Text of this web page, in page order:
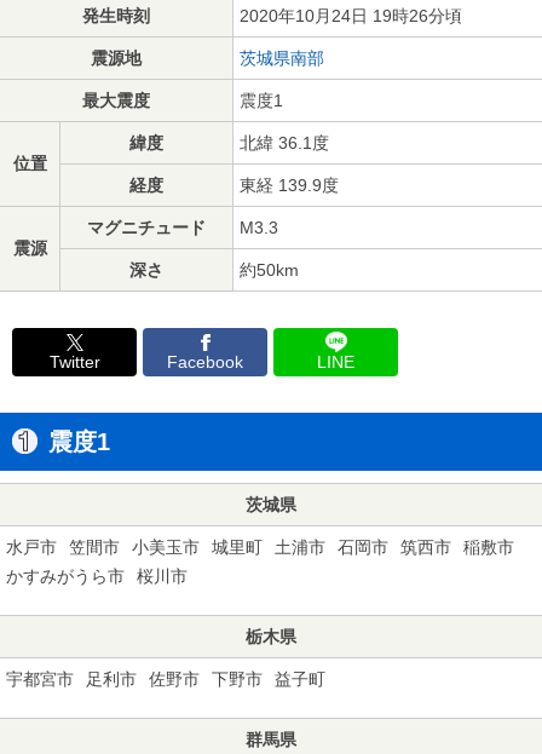
発生時刻 2020年10月24日 19時26分頃
震源地 茨城県南部
最大震度 震度1
位置
緯度 北緯 36.1度
経度 東経 139.9度
震源
マグニチュード M3.3
深さ 約50km
Twitter Facebook LINE
震度1
茨城県
水戸市 笠間市 小美玉市 城里町 土浦市 石岡市 筑西市
稲敷市
かすみがうら市
桜川市
栃木県
宇都宮市 足利市 佐野市 下野市 益子町
群馬県